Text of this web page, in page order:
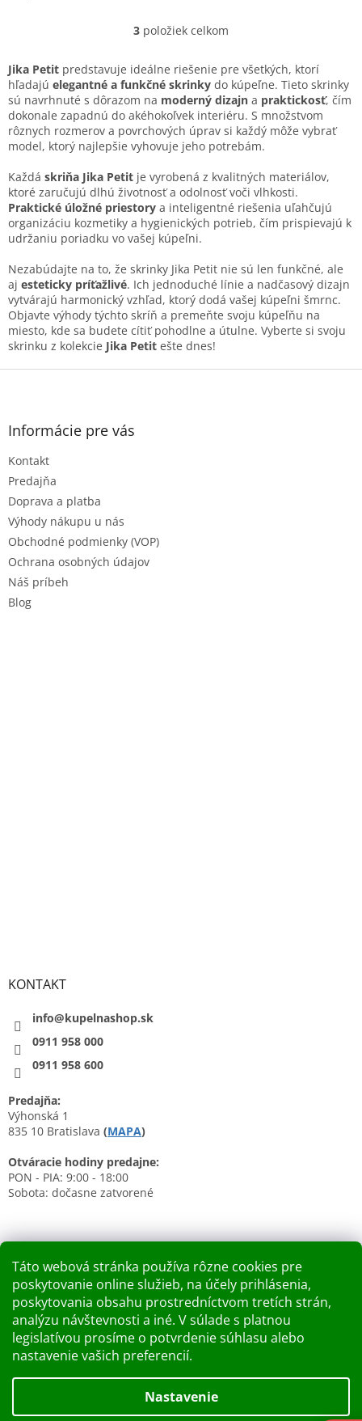
Táto webová stránka používa rôzne cookies pre
poskytovanie online služieb, na účely prihlásenia,
poskytovania obsahu prostredníctvom tretích strán,
analýzu návštevnosti a iné. V súlade s platnou
legislatívou prosíme o potvrdenie súhlasu alebo
nastavenie vašich preferencií.
Nastavenie
O
l
á
d
a
c
i
e
p
r
v
k
y
ý
p
i
s
u
3 položiek celkom
Jika Petit predstavuje ideálne riešenie pre všetkých, ktorí
hľadajú elegantné a funkčné skrinky do kúpeľne. Tieto skrinky
sú navrhnuté s dôrazom na moderný dizajn a praktickosť, čím
dokonale zapadnú do akéhokoľvek interiéru. S množstvom
rôznych rozmerov a povrchových úprav si každý môže vybrať
model, ktorý najlepšie vyhovuje jeho potrebám.
Každá skriňa Jika Petit je vyrobená z kvalitných materiálov,
ktoré zaručujú dlhú životnosť a odolnosť voči vlhkosti.
Praktické úložné priestory a inteligentné riešenia uľahčujú
organizáciu kozmetiky a hygienických potrieb, čím prispievajú k
udržaniu poriadku vo vašej kúpeľni.
Nezabúdajte na to, že skrinky Jika Petit nie sú len funkčné, ale
aj esteticky príťažlivé. Ich jednoduché línie a nadčasový dizajn
vytvárajú harmonický vzhľad, ktorý dodá vašej kúpeľni šmrnc.
Objavte výhody týchto skríň a premeňte svoju kúpeľňu na
miesto, kde sa budete cítiť pohodlne a útulne. Vyberte si svoju
skrinku z kolekcie Jika Petit ešte dnes!
Z
Informácie pre vás
Kontakt
Predajňa
Doprava a platba
Výhody nákupu u nás
Obchodné podmienky (VOP)
Ochrana osobných údajov
Náš príbeh
Blog
KONTAKT
info@kupelnashop.sk
0911 958 000
0911 958 600
Predajňa:
Výhonská 1
835 10 Bratislava (MAPA)
Otváracie hodiny predajne:
PON - PIA: 9:00 - 18:00
Sobota: dočasne zatvorené
Nákupný košík
0KS / 0 €